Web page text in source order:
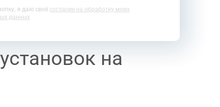
я даю своё согласие на обработку моих
данных
на